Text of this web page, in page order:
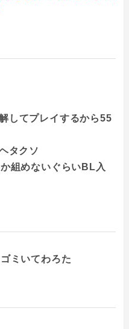
してプレイするから55
タクソ
組めないぐらいBL入
ミいてわろた